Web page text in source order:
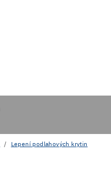
Lepení podlahových krytin